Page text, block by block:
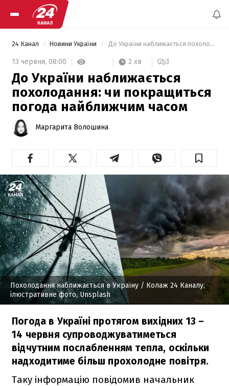
24 Канал Новини України До України наближається похолодання: чи покращиться погода найближчим часом
13 червня, 08:00 2 хв 3
До України наближається
похолодання: чи покращиться
погода найближчим часом
Маргарита Волошина
Похолодання наближається в Україну / Колаж 24 Каналу,
ілюстративне фото, Unsplash
Погода в Україні протягом вихідних 13 –
14 червня супроводжуватиметься
відчутним послабленням тепла, оскільки
надходитиме більш прохолодне повітря.
Таку інформацію повідомив начальник